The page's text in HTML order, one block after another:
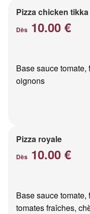
Pizza chicken tikka
Dès 10.00 €
Base sauce tomate,
oignons
Pizza royale
Dès 10.00 €
Base sauce
tomates fraîches,